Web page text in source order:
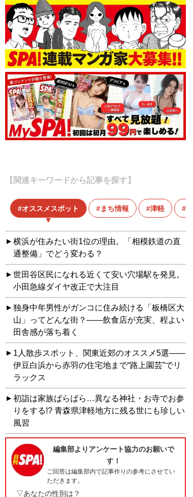
【関連キーワードから記事を探す】
オススメスポット まち情報 津軽
横浜が住みたい街1位の理由。「相模鉄道の直
通整備」でどう変わる？
世田谷区民になれる近くて安い穴場駅を発見。
小田急線ダイヤ改正で大注目
独身中年男性がガンコに住み続ける「板橋区大
山」ってどんな街？――飲食店が充実、程よい
田舎感が落ち着く
1人散歩スポット、関東近郊のオススメ5選――
伊豆白浜から赤羽の住宅地まで“路上園芸”でリ
ラックス
初詣は家族ばらばら…異なる神社・お寺でお参
りをする!? 青森県津軽地方に残る世にも珍しい
風習